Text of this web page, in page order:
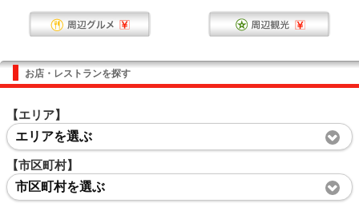
お店・レストランを探す
【エリア】
エリアを選ぶ
【市区町村】
市区町村を選ぶ